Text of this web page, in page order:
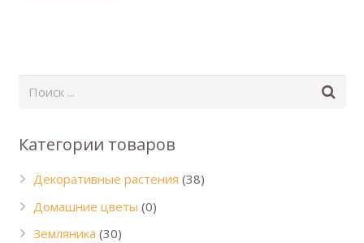
Категории товаров
Декоративные растения (38)
Домашние цветы (0)
Земляника (30)